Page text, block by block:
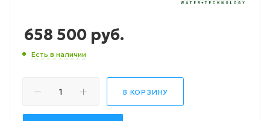
658 500 руб.
Есть в наличии
В КОРЗИНУ